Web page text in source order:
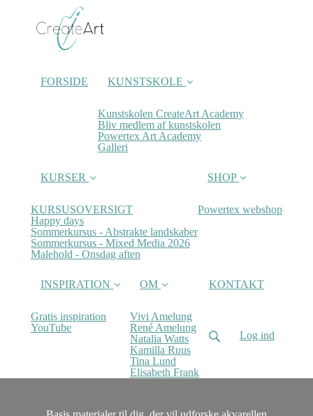
FORSIDE KUNSTSKOLE
Kunstskolen CreateArt Academy
Bliv medlem af kunstskolen
Powertex Art Academy
Galleri
KURSER
KURSUSOVERSIGT
Happy days
Sommerkursus - Abstrakte landskaber
Sommerkursus - Mixed Media 2026
Malehold - Onsdag aften
SHOP
Powertex webshop
INSPIRATION
Gratis inspiration
YouTube
OM
Vivi Amelung
René Amelung
Natalia Watts
Kamilla Ruus
Tina Lund
Elisabeth Frank
KONTAKT
Log ind